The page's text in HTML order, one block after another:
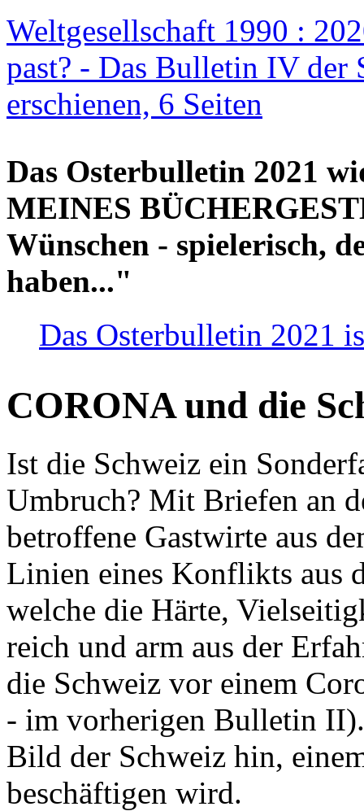
Weltgesellschaft 1990 :
past? - Das Bulletin IV der
erschienen, 6 Seiten
Das Osterbulletin 2021
MEINES
Wünschen - spielerisch,
haben..."
Das Osterbulletin 2021
CORONA und die
Ist die Schweiz ein
Umbruch? Mit Briefen an
betroffene Gastwirte aus
Linien eines Konflikts aus
welche die Härte,
reich und arm aus der
die Schweiz vor einem
- im vorherigen Bulletin
Bild der Schweiz hin,
beschäftigen wird.